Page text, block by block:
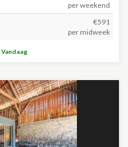
per weekend
€591
per midweek
Vandaag